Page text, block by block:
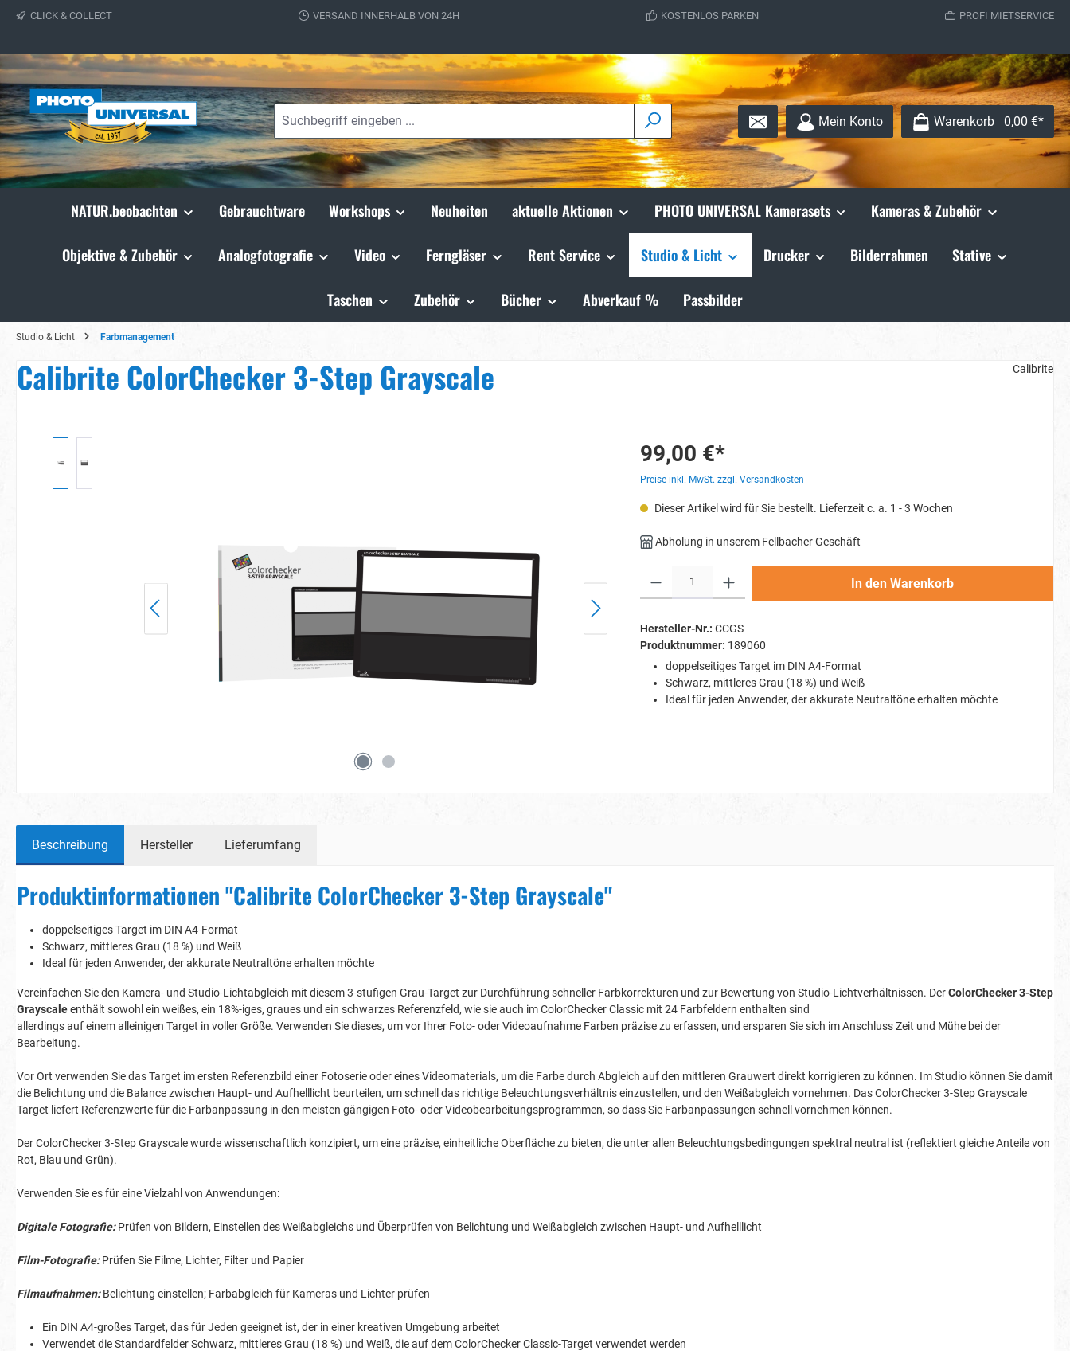
Zur Hauptnavigation springen
CLICK & COLLECT VERSAND INNERHALB VON 24H KOSTENLOS PARKEN PROFI MIETSERVICE
Mein Konto Warenkorb 0,00 €*
NATUR.beobachten Gebrauchtware Workshops Neuheiten aktuelle Aktionen PHOTO UNIVERSAL Kamerasets Kameras & Zubehör
Objektive & Zubehör Analogfotografie Video Ferngläser Rent Service Studio & Licht Drucker Bilderrahmen Stative
Taschen Zubehör Bücher Abverkauf % Passbilder
Studio & Licht Farbmanagement
Calibrite ColorChecker 3-Step Grayscale Calibrite
99,00 €*
Preise inkl. MwSt. zzgl. Versandkosten
Dieser Artikel wird für Sie bestellt. Lieferzeit c. a. 1 - 3 Wochen
Abholung in unserem Fellbacher Geschäft
In den Warenkorb
Hersteller-Nr.: CCGS
Produktnummer: 189060
doppelseitiges Target im DIN A4-Format
Schwarz, mittleres Grau (18 %) und Weiß
Ideal für jeden Anwender, der akkurate Neutraltöne erhalten möchte
Beschreibung Hersteller Lieferumfang
Produktinformationen "Calibrite ColorChecker 3-Step Grayscale"
doppelseitiges Target im DIN A4-Format
Schwarz, mittleres Grau (18 %) und Weiß
Ideal für jeden Anwender, der akkurate Neutraltöne erhalten möchte
Vereinfachen Sie den Kamera- und Studio-Lichtabgleich mit diesem 3-stufigen Grau-Target zur Durchführung schneller Farbkorrekturen und zur Bewertung von Studio-Lichtverhältnissen. DerColorChecker 3-Step
Grayscaleenthält sowohl ein weißes, ein 18%-iges, graues und ein schwarzes Referenzfeld, wie sie auch im ColorChecker Classic mit 24 Farbfeldern enthalten sind
allerdings auf einem alleinigen Target in voller Größe. Verwenden Sie dieses, um vor Ihrer Foto- oder Videoaufnahme Farben präzise zu erfassen, und ersparen Sie sich im Anschluss Zeit und Mühe bei der
Bearbeitung.
Vor Ort verwenden Sie das Target im ersten Referenzbild einer Fotoserie oder eines Videomaterials, um die Farbe durch Abgleich auf den mittleren Grauwert direkt korrigieren zu können. Im Studio können Sie damit
die Belichtung und die Balance zwischen Haupt- und Aufhelllicht beurteilen, um schnell das richtige Beleuchtungsverhältnis einzustellen, und den Weißabgleich vornehmen. Das ColorChecker 3-Step Grayscale
Target liefert Referenzwerte für die Farbanpassung in den meisten gängigen Foto- oder Videobearbeitungsprogrammen, so dass Sie Farbanpassungen schnell vornehmen können.
Der ColorChecker 3-Step Grayscale wurde wissenschaftlich konzipiert, um eine präzise, einheitliche Oberfläche zu bieten, die unter allen Beleuchtungsbedingungen spektral neutral ist (reflektiert gleiche Anteile von
Rot, Blau und Grün).
Verwenden Sie es für eine Vielzahl von Anwendungen:
Digitale Fotografie:Prüfen von Bildern, Einstellen des Weißabgleichs und Überprüfen von Belichtung und Weißabgleich zwischen Haupt- und Aufhelllicht
Film-Fotografie:Prüfen Sie Filme, Lichter, Filter und Papier
Filmaufnahmen:Belichtung einstellen; Farbabgleich für Kameras und Lichter prüfen
Ein DIN A4-großes Target, das für Jeden geeignet ist, der in einer kreativen Umgebung arbeitet
Verwendet die Standardfelder Schwarz, mittleres Grau (18 %) und Weiß, die auf dem ColorChecker Classic-Target verwendet werden